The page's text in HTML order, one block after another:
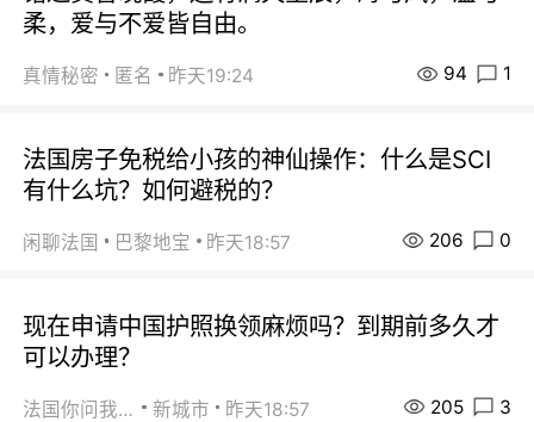
柔，爱与不爱皆自由。
真情秘密 匿名 昨天19:24 94 1
法国房子免税给小孩的神仙操作：什么是SCI
有什么坑？如何避税的？
闲聊法国 巴黎地宝 昨天18:57 206 0
现在申请中国护照换领麻烦吗？到期前多久才
可以办理？
法国你问我答 新城市 昨天18:57 205 3